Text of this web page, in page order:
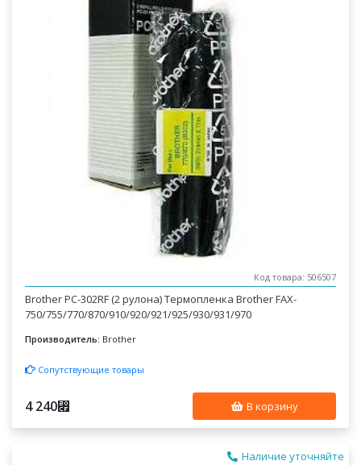
Код товара: 506507
Brother PC-302RF (2 рулона) Термопленка Brother FAX-
750/755/770/870/910/920/921/925/930/931/970
Производитель: Brother
Сопутствующие товары
4 240⃏ В корзину
Наличие уточняйте